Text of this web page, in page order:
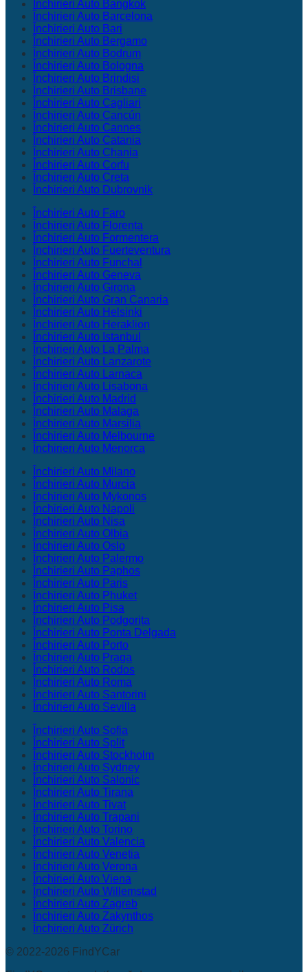
Închirieri Auto Bangkok
Închirieri Auto Barcelona
Închirieri Auto Bari
Închirieri Auto Bergamo
Închirieri Auto Bodrum
Închirieri Auto Bologna
Închirieri Auto Brindisi
Închirieri Auto Brisbane
Închirieri Auto Cagliari
Închirieri Auto Cancún
Închirieri Auto Cannes
Închirieri Auto Catania
Închirieri Auto Chania
Închirieri Auto Corfu
Închirieri Auto Creta
Închirieri Auto Dubrovnik
Închirieri Auto Faro
Închirieri Auto Florența
Închirieri Auto Formentera
Închirieri Auto Fuerteventura
Închirieri Auto Funchal
Închirieri Auto Geneva
Închirieri Auto Girona
Închirieri Auto Gran Canaria
Închirieri Auto Helsinki
Închirieri Auto Heraklion
Închirieri Auto Istanbul
Închirieri Auto La Palma
Închirieri Auto Lanzarote
Închirieri Auto Larnaca
Închirieri Auto Lisabona
Închirieri Auto Madrid
Închirieri Auto Malaga
Închirieri Auto Marsilia
Închirieri Auto Melbourne
Închirieri Auto Menorca
Închirieri Auto Milano
Închirieri Auto Murcia
Închirieri Auto Mykonos
Închirieri Auto Napoli
Închirieri Auto Nisa
Închirieri Auto Olbia
Închirieri Auto Oslo
Închirieri Auto Palermo
Închirieri Auto Paphos
Închirieri Auto Paris
Închirieri Auto Phuket
Închirieri Auto Pisa
Închirieri Auto Podgorița
Închirieri Auto Ponta Delgada
Închirieri Auto Porto
Închirieri Auto Praga
Închirieri Auto Rodos
Închirieri Auto Roma
Închirieri Auto Santorini
Închirieri Auto Sevilla
Închirieri Auto Sofia
Închirieri Auto Split
Închirieri Auto Stockholm
Închirieri Auto Sydney
Închirieri Auto Salonic
Închirieri Auto Tirana
Închirieri Auto Tivat
Închirieri Auto Trapani
Închirieri Auto Torino
Închirieri Auto Valencia
Închirieri Auto Veneția
Închirieri Auto Verona
Închirieri Auto Viena
Închirieri Auto Willemstad
Închirieri Auto Zagreb
Închirieri Auto Zakynthos
Închirieri Auto Zürich
© 2022-2026 FindYCar